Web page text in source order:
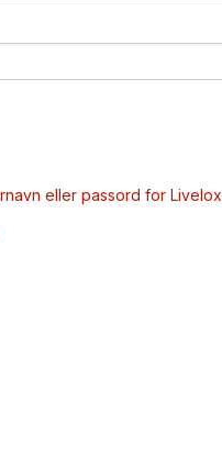
eller passord for Livelox